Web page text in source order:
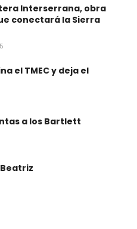
Interserrana, obra
conectará la Sierra
el TMEC y deja el
a los Bartlett